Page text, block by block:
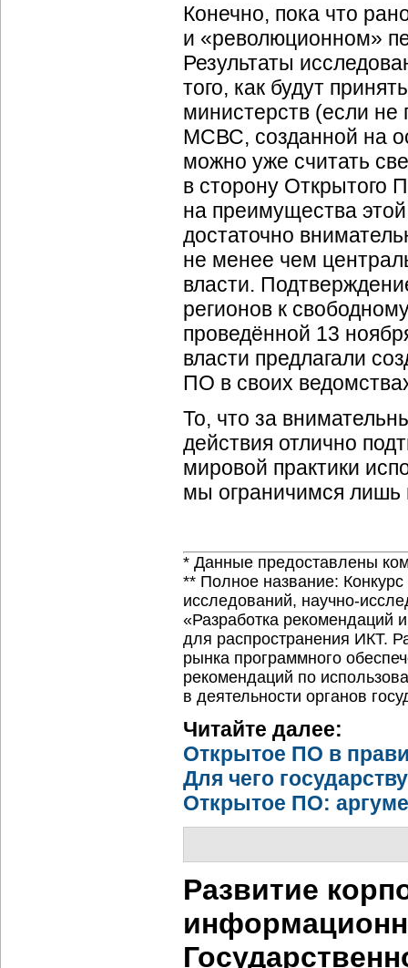
Конечно, пока что
и «революционном»
Результаты
того, как будут
министерств (если
МСВС, созданной на
можно уже считать
в сторону Открытого
на преимущества этой
достаточно
не менее чем
власти.
регионов к
проведённой 13
власти предлагали
ПО в своих
То, что за
действия отлично
мировой практики
мы ограничимся лишь
* Данные предоставлены
** Полное название:
исследований, научно-
«Разработка рекомендаций
для распространения ИКТ.
рынка программного
рекомендаций по
в деятельности органов
Читайте далее:
Открытое ПО в
Для чего
Открытое ПО:
Развитие